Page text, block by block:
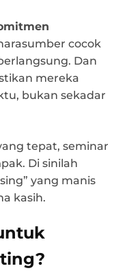
cocok
Dan
mereka
bukan sekadar
tepat, seminar
Di sinilah
yang manis
kasih.